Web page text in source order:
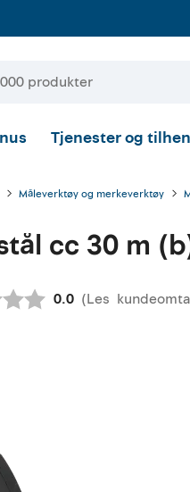
Tjenester og
Måleverktøy og merkeverktøy
cc 30 m
0.0 (Les